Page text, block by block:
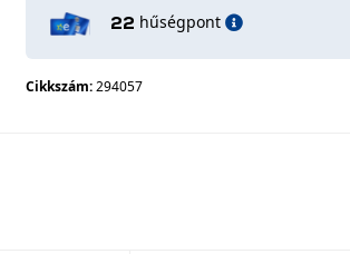
22 hűségpont
Cikkszám:294057